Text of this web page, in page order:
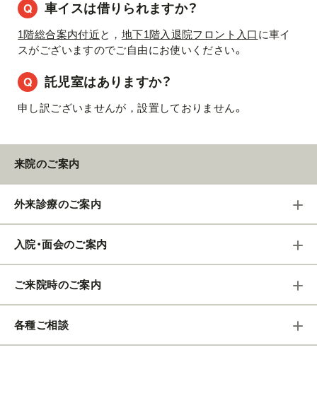
車イスは借りられますか？
1階総合案内付近と， 地下1階入退院フロント入口 に車イ
スがございますのでご自由にお使いください。
託児室はありますか？
申し訳ございませんが，設置しておりません。
来院のご案内
外来診療のご案内
入院・面会のご案内
ご来院時のご案内
各種ご相談